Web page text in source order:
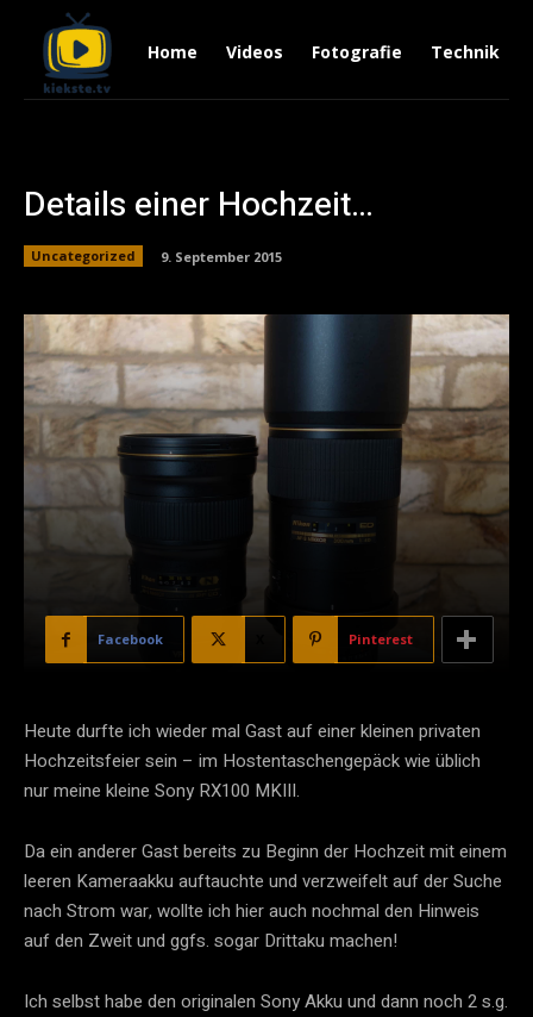
Home Videos Fotografie Technik
Details einer Hochzeit…
Uncategorized 9. September 2015
Facebook Pinterest
Heute durfte ich wieder mal Gast auf einer kleinen privaten
Hochzeitsfeier sein – im Hostentaschengepäck wie üblich
nur meine kleine Sony RX100 MKIII.
Da ein anderer Gast bereits zu Beginn der Hochzeit mit einem
leeren Kameraakku auftauchte und verzweifelt auf der Suche
nach Strom war, wollte ich hier auch nochmal den Hinweis
auf den Zweit und ggfs. sogar Drittaku machen!
Ich selbst habe den originalen Sony Akku und dann noch 2 s.g.